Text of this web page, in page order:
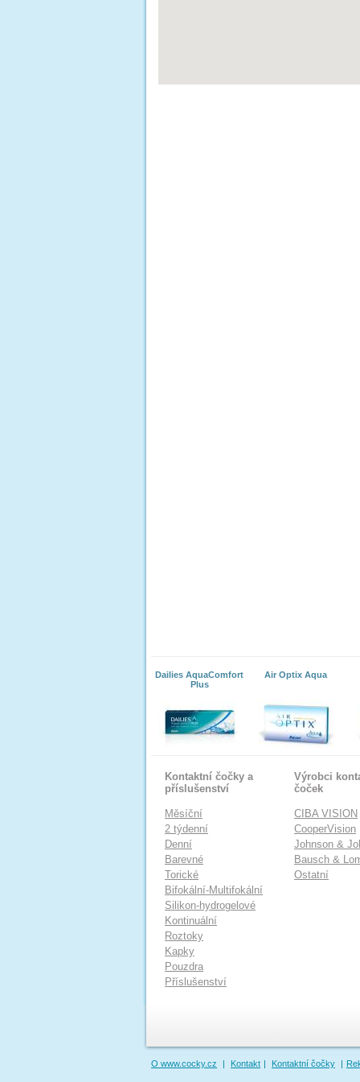
Dailies AquaComfort
Plus
Air Optix Aqua
Kontaktní čočky a
příslušenství
Měsíční
2 týdenní
Denní
Barevné
Torické
Bifokální-Multifokální
Silikon-hydrogelové
Kontinuální
Roztoky
Kapky
Pouzdra
Příslušenství
Výrobci
čoček
CIBA VISION
CooperVision
Johnson &
Bausch &
Ostatní
O www.cocky.cz | Kontakt | Kontaktní čočky |